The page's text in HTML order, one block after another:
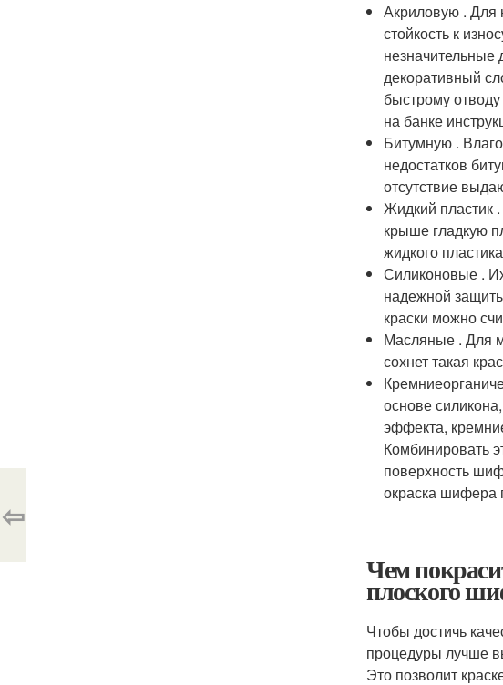
Акриловую . Для
стойкость к
декоративный
быстрому
на банке
Битумную .
недостатков
отсутствие
Жидкий пластик
крыше гладкую
жидкого
Силиконовые .
надежной
краски можно
Масляные . Для
сохнет такая
основе
эффекта,
Комбинировать
поверхность
окраска шифера
Чем
плоского
Чтобы достичь
процедуры лучше
Это позволит
⇦